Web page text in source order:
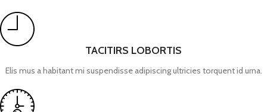
TACITIRS LOBORTIS
Elis mus a habitant mi suspendisse adipiscing ultricies torquent id urna.